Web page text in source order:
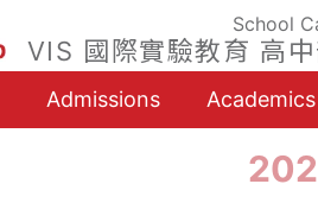
School
VIS 國際實驗教育 高
Admissions Academics